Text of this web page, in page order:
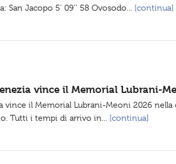
Jacopo 5’ 09’’ 58 Ovosodo... [continua]
vince il Memorial Lubrani-
vince il Memorial Lubrani-Meoni 2026
Tutti i tempi di arrivo in... [continua]